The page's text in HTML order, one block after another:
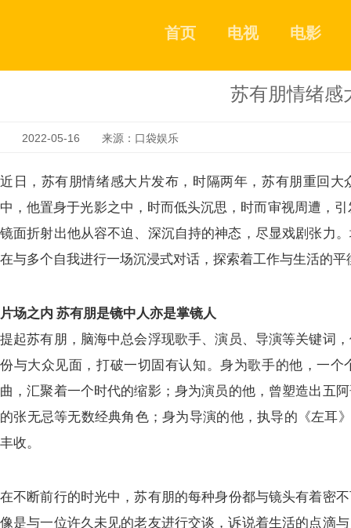
首页 电视 电影
苏有朋情绪感
2022-05-16 来源：口袋娱乐
近日 ， 苏有朋情绪感大片发布 ， 时隔两年 ， 苏有朋重回大
中 ，他置身于光影之中 ， 时而低头沉思 ， 时而审视周遭 ，
镜面折射出他从容不迫、深沉自持的神态 ， 尽显戏剧张力。
在与多个自我进行一场沉浸式对话 ， 探索着工作与生活的平
片场之内 苏有朋是镜中人亦是掌镜人
提起苏有朋 ， 脑海中总会浮现歌手、演员 、 导演等关键词 ，
份与大众见面 ，打破一切固有认知。身为歌手的他 ，一个
曲 ，汇聚着一个时代的缩影 ； 身为演员的他， 曾塑造出五
的张无忌等无数经典角色； 身为导演的他，执导的 《左耳
丰收。
在不断前行的时光中 ，苏有朋的每种身份都与镜头有着密
像是与一位许久未见的老友进行交谈 ，诉说着生活的点滴